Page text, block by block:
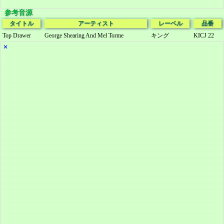
参考音源
タイトル アーティスト レーベル
品番
Top Drawer
George Shearing And Mel Torme キング
KICJ 22
✕